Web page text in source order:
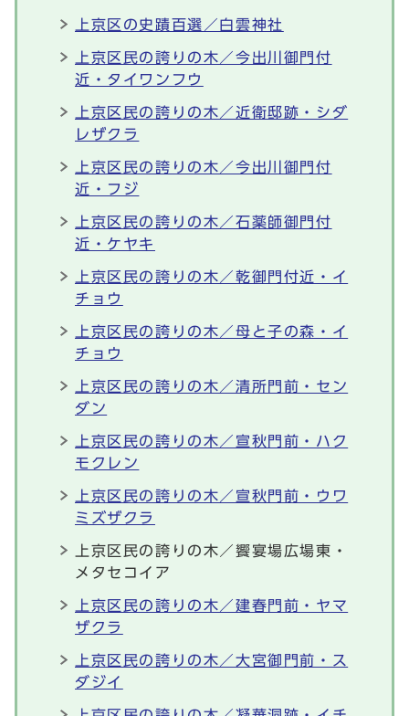
上京区の史蹟百選／白雲神社
上京区民の誇りの木／今出川御門付
近・タイワンフウ
上京区民の誇りの木／近衛邸跡・シダ
レザクラ
上京区民の誇りの木／今出川御門付
近・フジ
上京区民の誇りの木／石薬師御門付
近・ケヤキ
上京区民の誇りの木／乾御門付近・イ
チョウ
上京区民の誇りの木／母と子の森・イ
チョウ
上京区民の誇りの木／清所門前・セン
ダン
上京区民の誇りの木／宣秋門前・ハク
モクレン
上京区民の誇りの木／宣秋門前・ウワ
ミズザクラ
上京区民の誇りの木／饗宴場広場東・
メタセコイア
上京区民の誇りの木／建春門前・ヤマ
ザクラ
上京区民の誇りの木／大宮御門前・ス
ダジイ